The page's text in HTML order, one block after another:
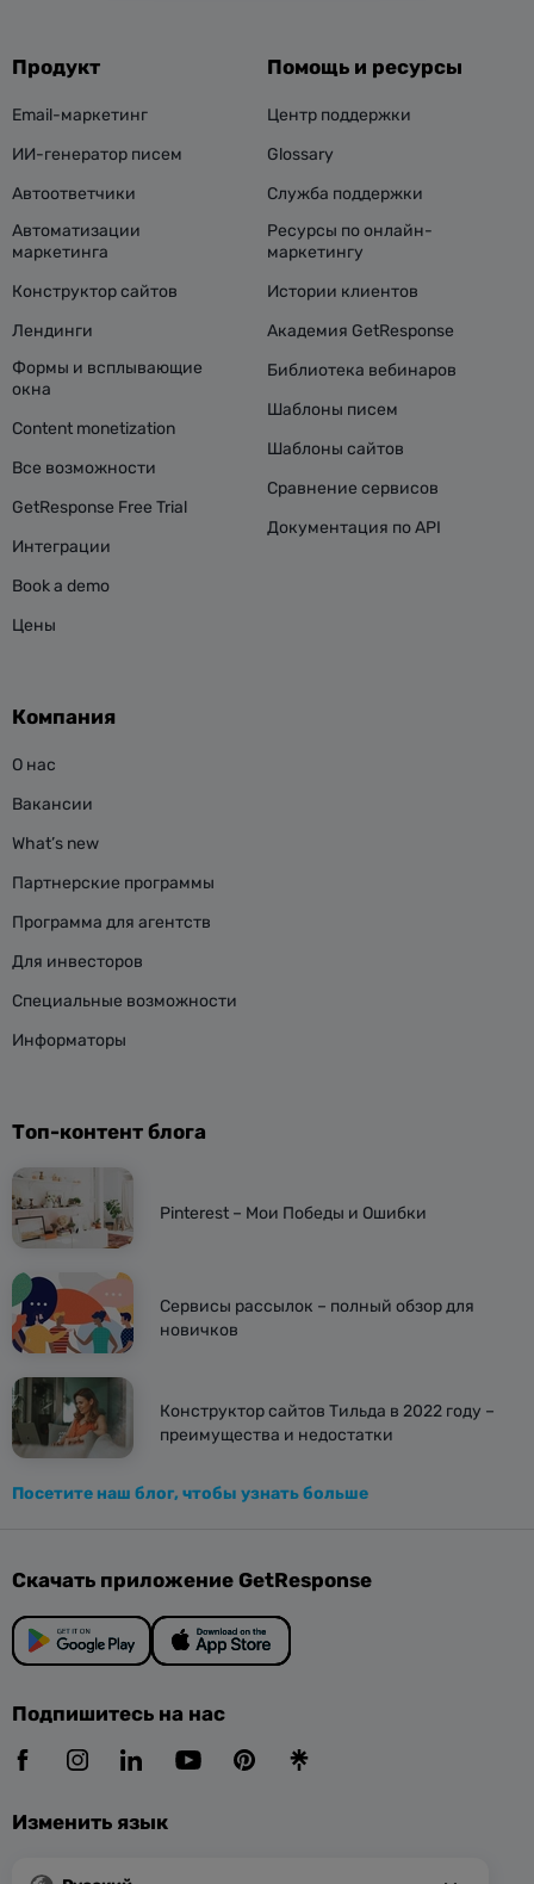
Продукт
Email-маркетинг
ИИ-генератор писем
Автоответчики
Автоматизации
маркетинга
Конструктор сайтов
Лендинги
Формы и всплывающие
окна
Content monetization
Все возможности
GetResponse Free Trial
Интеграции
Book a demo
Цены
Помощь и ресурсы
Центр поддержки
Glossary
Служба поддержки
Ресурсы по онлайн-
маркетингу
Истории клиентов
Академия GetResponse
Библиотека вебинаров
Шаблоны писем
Шаблоны сайтов
Сравнение сервисов
Документация по API
Компания
О нас
Вакансии
What’s new
Партнерские программы
Программа для агентств
Для инвесторов
Специальные возможности
Информаторы
Топ-контент блога
Pinterest – Мои Победы и Ошибки
Сервисы рассылок – полный обзор для
новичков
Конструктор сайтов Тильда в 2022 году –
преимущества и недостатки
Посетите наш блог, чтобы узнать больше
Скачать приложение GetResponse
Подпишитесь на нас
Изменить язык